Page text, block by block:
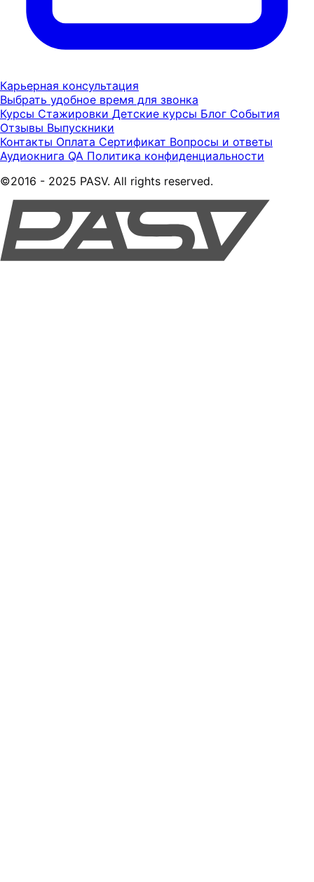
Карьерная консультация
Выбрать удобное время для звонка
Курсы Стажировки Детские курсы Блог События
Отзывы Выпускники
Контакты Оплата Сертификат Вопросы и ответы
Аудиокнига QA Политика конфиденциальности
©2016 - 2025 PASV. All rights reserved.